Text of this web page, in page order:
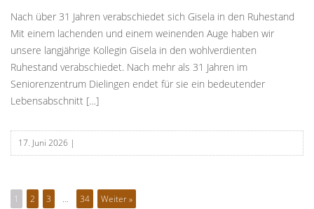
Nach über 31 Jahren verabschiedet sich Gisela in den Ruhestand
Mit einem lachenden und einem weinenden Auge haben wir
unsere langjährige Kollegin Gisela in den wohlverdienten
Ruhestand verabschiedet. Nach mehr als 31 Jahren im
Seniorenzentrum Dielingen endet für sie ein bedeutender
Lebensabschnitt […]
17. Juni 2026 |
1 2 3 … 34 Weiter »